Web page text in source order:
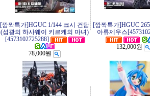
[깜짝특가]HGUC 1/144 크시 건담
(섬광의 하사웨이 키르케의 마녀)
[4573102725288]
78,000원
[깜짝특가]HGUC
아류제우스
132,000원